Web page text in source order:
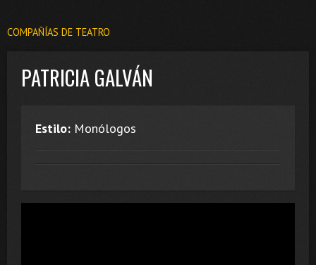
COMPAÑÍAS DE TEATRO
PATRICIA GALVÁN
Estilo: Monólogos